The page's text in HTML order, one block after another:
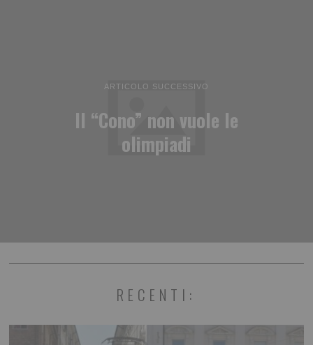
ARTICOLO SUCCESSIVO
Il “Cono” non vuole le
olimpiadi
RECENTI: